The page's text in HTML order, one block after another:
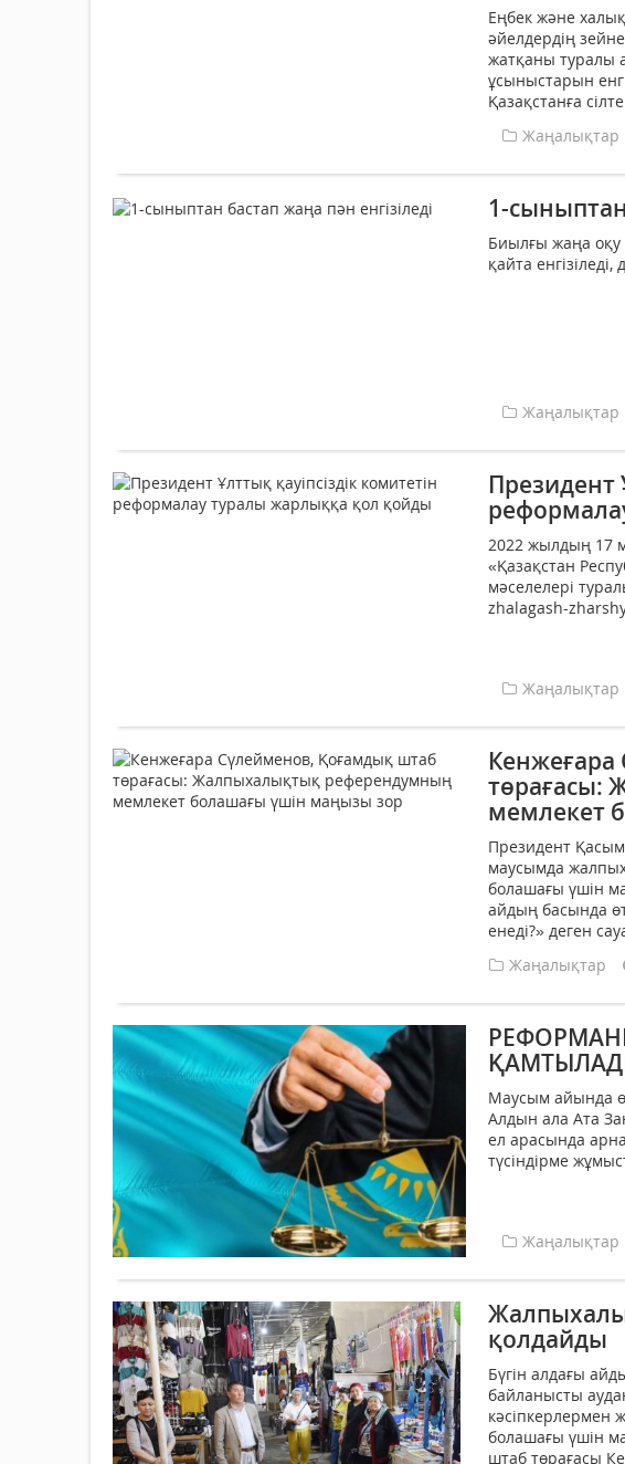
Еңбек және
әйелдердің
жатқаны туралы
ұсыныстарын
Қазақстанға
Жаңалықтар
1-сыныптан
Биылғы жаңа оқу
қайта
Жаңалықтар
Президент
2022 жылдың 17
«Қазақстан
мәселелері
zhalagash-
Жаңалықтар
төрағасы:
мемлекет
Президент
маусымда
болашағы үшін
айдың басында
енеді?» деген
Жаңалықтар
Маусым айында
Алдын ала Ата
ел арасында
түсіндірме
Жаңалықтар
қолдайды
Бүгін алдағы
байланысты
кәсіпкерлермен
болашағы үшін
штаб төрағасы